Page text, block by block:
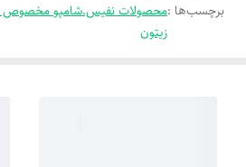
برچسب‌ها :محصولات نفیس.شامپو
زیتون